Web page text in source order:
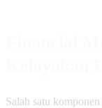
Salah satu